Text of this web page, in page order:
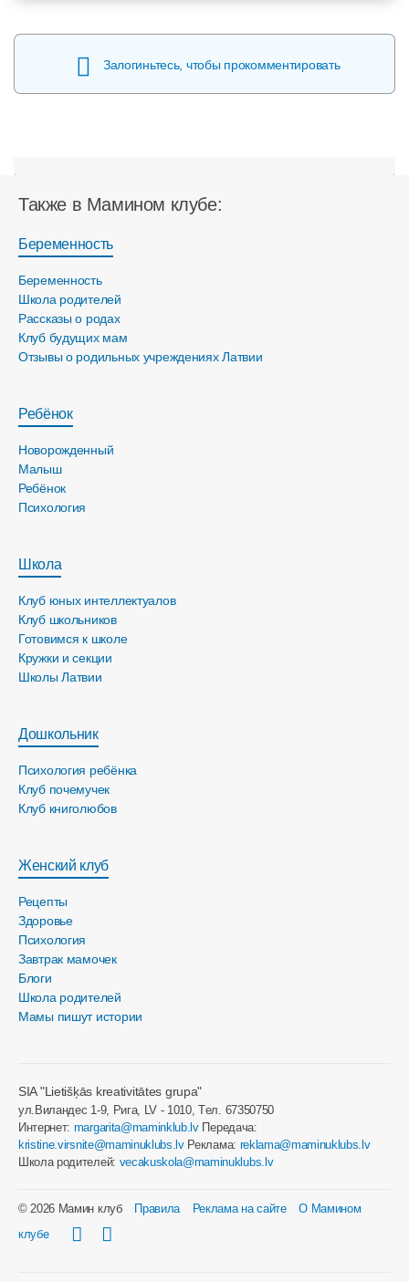
Залогиньтесь, чтобы прокомментировать
Также в Мамином клубе:
Беременность
Беременность
Школа родителей
Рассказы о родах
Клуб будущих мам
Отзывы о родильных учреждениях Латвии
Ребёнок
Новорожденный
Малыш
Ребёнок
Психология
Школа
Клуб юных интеллектуалов
Клуб школьников
Готовимся к школе
Кружки и секции
Школы Латвии
Дошкольник
Психология ребёнка
Клуб почемучек
Клуб книголюбов
Женский клуб
Рецепты
Здоровье
Психология
Завтрак мамочек
Блоги
Школа родителей
Мамы пишут истории
SIA "Lietišķās kreativitātes grupa"
ул.Виландес 1-9, Рига, LV - 1010, Tел. 67350750
Интернет: margarita@maminklub.lvПередача:
kristine.virsnite@maminuklubs.lvРеклама: reklama@maminuklubs.lv
Школа родителей: vecakuskola@maminuklubs.lv
© 2026 Мамин клуб Правила Реклама на сайте
О Мамином
клубе